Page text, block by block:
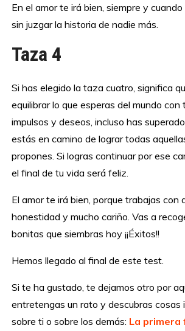
En el amor te irá bien, siempre y
sin juzgar la historia de nadie más.
Taza 4
Si has elegido la taza cuatro, significa
equilibrar lo que esperas del mundo con
impulsos y deseos, incluso has
estás en camino de lograr todas
propones. Si logras continuar por ese
el final de tu vida será feliz.
El amor te irá bien, porque trabajas con
honestidad y mucho cariño. Vas a
bonitas que siembras hoy ¡¡Éxitos!!
Hemos llegado al final de este test.
Si te ha gustado, te dejamos otro por
entretengas un rato y descubras cosas
sobre ti o sobre los demás: La primera